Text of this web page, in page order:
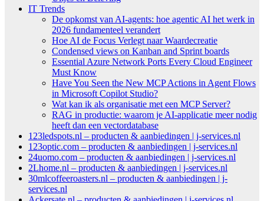
IT Trends
De opkomst van AI-agents: hoe agentic AI het werk in
2026 fundamenteel verandert
Hoe AI de Focus Verlegt naar Waardecreatie
Condensed views on Kanban and Sprint boards
Essential Azure Network Ports Every Cloud Engineer
Must Know
Have You Seen the New MCP Actions in Agent Flows
in Microsoft Copilot Studio?
Wat kan ik als organisatie met een MCP Server?
RAG in productie: waarom je AI-applicatie meer nodig
heeft dan een vectordatabase
123ledspots.nl – producten & aanbiedingen | j-services.nl
123optic.com – producten & aanbiedingen | j-services.nl
24uomo.com – producten & aanbiedingen | j-services.nl
2Lhome.nl – producten & aanbiedingen | j-services.nl
30mlcoffeeroasters.nl – producten & aanbiedingen | j-
services.nl